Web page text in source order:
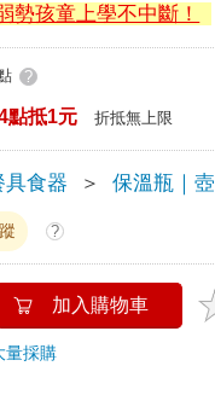
勢孩童上學不中斷！
?
點抵1元 折抵無上限
具食器 ＞ 保溫瓶｜壺
?
加入購物車
量採購